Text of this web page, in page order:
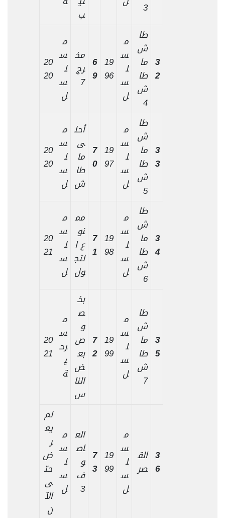
3
ب
3
2
طا
ش
ما
طا
ش
4
م
س
ل
س
ل
19
96
6
9
مخ
رج
7
م
س
ل
س
ل
20
20
3
3
طا
ش
ما
طا
ش
5
م
س
ل
س
ل
19
97
7
0
أحل
ى
ما
طا
ش
م
س
ل
س
ل
20
20
3
4
طا
ش
ما
طا
ش
6
م
س
ل
س
ل
19
98
7
1
مم
نو
ع ا
لتج
ول
م
س
ل
س
ل
20
21
3
5
طا
ش
ما
طا
ش
7
م
س
ل
س
ل
19
99
7
2
بخ
ص
و
ص
بع
ض
النا
س
م
س
رح
ي
ة
20
21
3
6
الق
صر
م
س
ل
س
ل
19
99
7
3
الع
اص
و
ف
3
م
س
ل
س
ل
لم
يع
ر
ض
حت
ى
الآ
ن